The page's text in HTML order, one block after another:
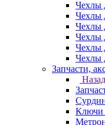
Чехлы
Чехлы
Чехлы
Чехлы
Чехлы
Чехлы
Запчасти,
Назад
Ключи